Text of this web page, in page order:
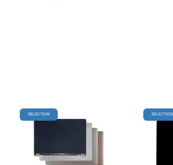
SÉLECTION Add to SÉLECTION